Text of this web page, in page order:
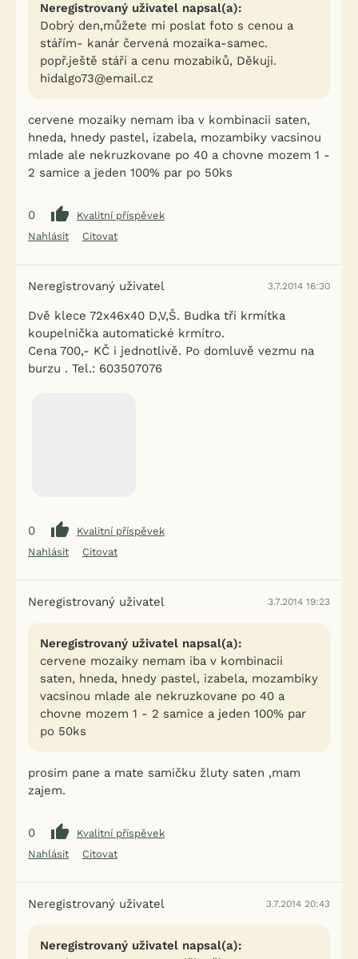
Neregistrovaný uživatel napsal(a):
Dobrý den,můžete mi poslat foto s cenou a
stářím- kanár červená mozaika-samec.
popř.ještě stáří a cenu mozabiků, Děkuji.
hidalgo73@email.cz
cervene mozaiky nemam iba v kombinacii saten,
hneda, hnedy pastel, izabela, mozambiky vacsinou
mlade ale nekruzkovane po 40 a chovne mozem 1 -
2 samice a jeden 100% par po 50ks
0
Kvalitní příspěvek
Nahlásit
Citovat
Neregistrovaný uživatel 3.7.2014 16:30
Dvě klece 72x46x40 D,V,Š. Budka tři krmítka
koupelnička automatické krmítro.
Cena 700,- KČ i jednotlivě. Po domluvě vezmu na
burzu . Tel.: 603507076
0
Kvalitní příspěvek
Nahlásit
Citovat
Neregistrovaný uživatel 3.7.2014 19:23
Neregistrovaný uživatel napsal(a):
cervene mozaiky nemam iba v kombinacii
saten, hneda, hnedy pastel, izabela, mozambiky
vacsinou mlade ale nekruzkovane po 40 a
chovne mozem 1 - 2 samice a jeden 100% par
po 50ks
prosim pane a mate samičku žluty saten ,mam
zajem.
0
Kvalitní příspěvek
Nahlásit
Citovat
Neregistrovaný uživatel 3.7.2014 20:43
Neregistrovaný uživatel napsal(a):